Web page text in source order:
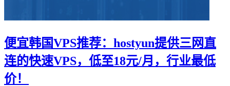
便宜韩国VPS推荐：hostyun提供三网直
连的快速VPS，低至18元/月，行业最低
价！